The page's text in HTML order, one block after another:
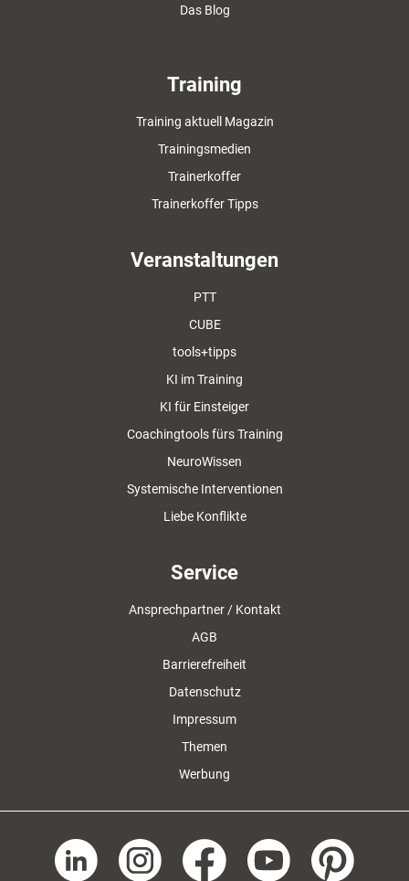
Das Blog
Training
Training aktuell Magazin
Trainingsmedien
Trainerkoffer
Trainerkoffer Tipps
Veranstaltungen
PTT
CUBE
tools+tipps
KI im Training
KI für Einsteiger
Coachingtools fürs Training
NeuroWissen
Systemische Interventionen
Liebe Konflikte
Service
Ansprechpartner / Kontakt
AGB
Barrierefreiheit
Datenschutz
Impressum
Themen
Werbung